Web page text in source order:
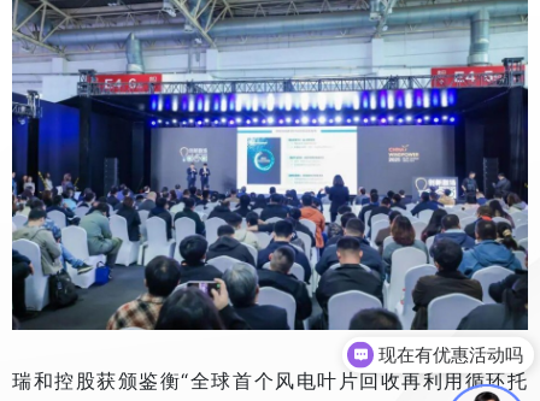
瑞和控股获颁鉴衡“全球首个风电叶片回收再利用循环托
现在有优惠活动吗